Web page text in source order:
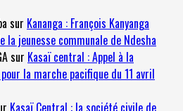
sur Kananga : François Kanyanga
la jeunesse communale de Ndesha
sur Kasaï central : Appel à la
la marche pacifique du 11 avril